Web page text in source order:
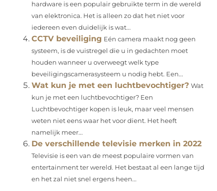
hardware is een populair gebruikte term in de wereld
van elektronica. Het is alleen zo dat het niet voor
iedereen even duidelijk is wat...
CCTV beveiliging Eén camera maakt nog geen
systeem, is de vuistregel die u in gedachten moet
houden wanneer u overweegt welk type
beveiligingscamerasysteem u nodig hebt. Een...
Wat kun je met een luchtbevochtiger? Wat
kun je met een luchtbevochtiger? Een
Luchtbevochtiger kopen is leuk, maar veel mensen
weten niet eens waar het voor dient. Het heeft
namelijk meer...
De verschillende televisie merken in 2022
Televisie is een van de meest populaire vormen van
entertainment ter wereld. Het bestaat al een lange tijd
en het zal niet snel ergens heen...